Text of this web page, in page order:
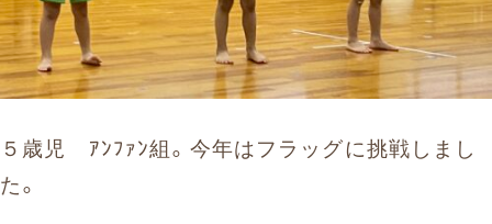
５歳児 ｱﾝﾌｧﾝ組。今年はフラッグに挑戦しまし
た。